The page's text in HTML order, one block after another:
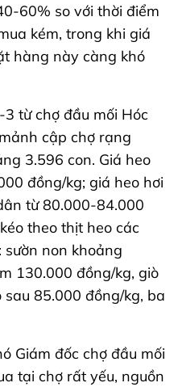
60% so với thời điểm
kém, trong khi giá
hàng này càng khó
từ chợ đầu mối Hóc
cập chợ rạng
3.596 con. Giá heo
đồng/kg; giá heo hơi
từ 80.000-84.000
theo thịt heo các
sườn non khoảng
130.000 đồng/kg, giò
85.000 đồng/kg, ba
Giám đốc chợ đầu mối
tại chợ rất yếu, nguồn